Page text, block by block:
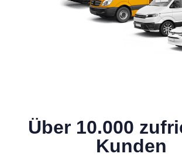
Über 10.000
Kunden